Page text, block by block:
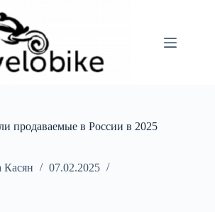
продаваемые в России в 2025
Касян
07.02.2025